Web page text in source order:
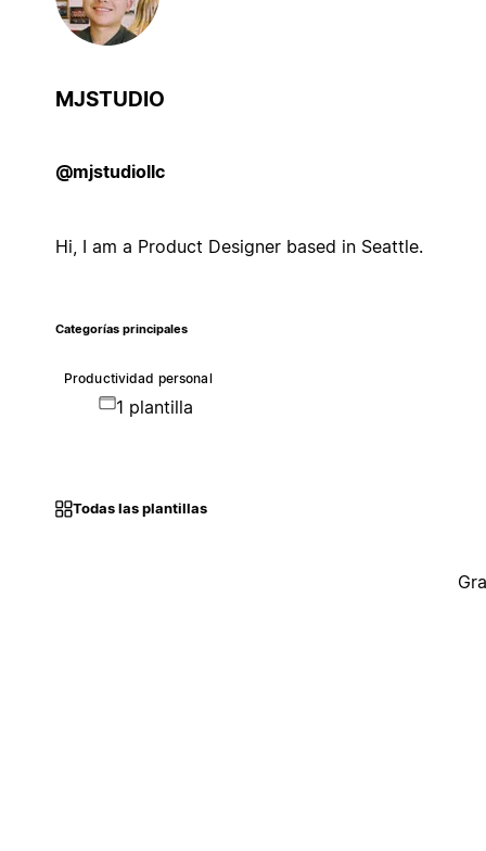
MJSTUDIO
@mjstudiollc
Hi, I am a Product Designer based in Seattle.
Categorías principales
Productividad personal
1 plantilla
Todas las plantillas